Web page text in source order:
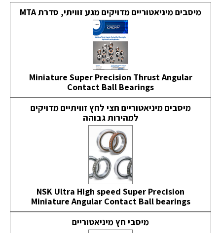
מיסבים מיניאטוריים מדויקים מגע זוויתי, סדרת MTA
Miniature Super Precision Thrust Angular
Contact Ball Bearings
מיסבים מיניאטוריים חצי לחץ זוויתיים מדויקים
למהירות גבוהה
NSK Ultra High speed Super Precision
Miniature Angular Contact Ball bearings
מיסבי חץ מיניאטוריים